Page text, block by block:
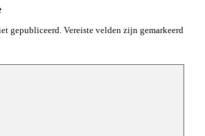
gepubliceerd. Vereiste velden zijn gemarkeerd